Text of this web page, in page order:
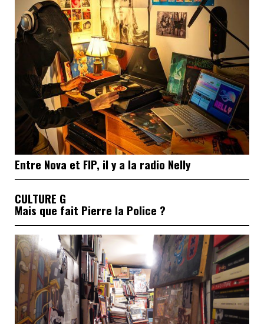
Entre Nova et FIP, il y a la radio Nelly
CULTURE G
Mais que fait Pierre la Police ?